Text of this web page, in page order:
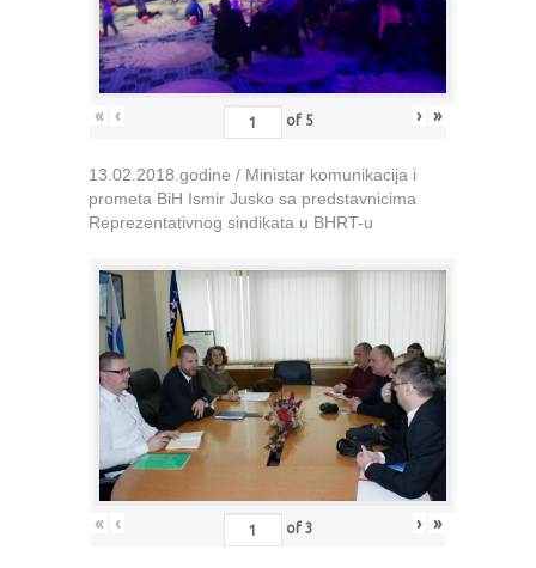
« ‹ of 5 › »
13.02.2018.godine / Ministar komunikacija i
prometa BiH Ismir Jusko sa predstavnicima
Reprezentativnog sindikata u BHRT-u
« ‹ of 3 › »